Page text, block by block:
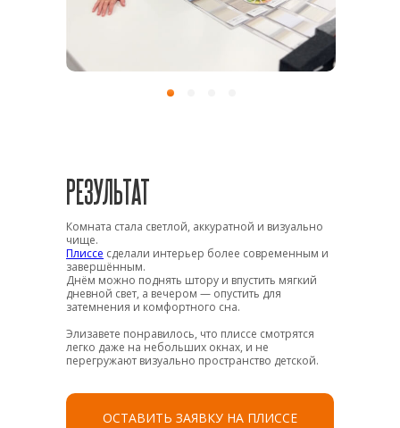
Комната стала светлой, аккуратной и визуально
чище.
Плиссе сделали интерьер более современным и
завершённым.
Днём можно поднять штору и впустить мягкий
дневной свет, а вечером — опустить для
затемнения и комфортного сна.
Элизавете понравилось, что плиссе смотрятся
легко даже на небольших окнах, и не
перегружают визуально пространство детской.
ОСТАВИТЬ ЗАЯВКУ НА ПЛИССЕ
РЕЗУЛЬТАТ